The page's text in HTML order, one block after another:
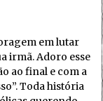
em lutar
irmã. Adoro esse
ao final e com a
Toda história